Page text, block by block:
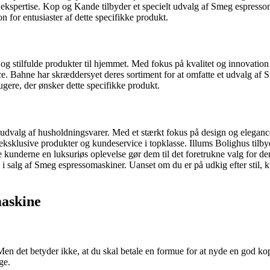
Kop og Kande tilbyder et specielt udvalg af Smeg
for entusiaster af dette specifikke produkt.
stilfulde produkter til hjemmet. Med fokus på kvalitet og
har skræddersyet deres sortiment for at omfatte et udvalg af
der ønsker dette specifikke produkt.
af husholdningsvarer. Med et stærkt fokus på design og
produkter og kundeservice i topklasse. Illums Bolighus
en luksuriøs oplevelse gør dem til det foretrukne valg for
af Smeg espressomaskiner. Uanset om du er på udkig efter
det betyder ikke, at du skal betale en formue for at nyde en god